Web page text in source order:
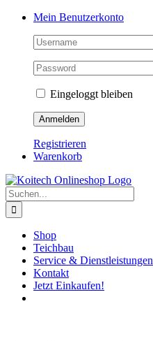
Skip
Mein Benutzerkonto
Eingeloggt bleiben
Registrieren
Warenkorb
Suche
nach:
Shop
Teichbau
Service & Dienstleistungen
Kontakt
Jetzt Einkaufen!